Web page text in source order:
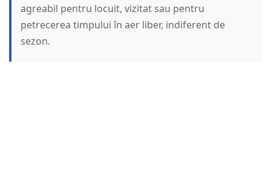
agreabil pentru locuit, vizitat sau pentru
petrecerea timpului în aer liber, indiferent de
sezon.